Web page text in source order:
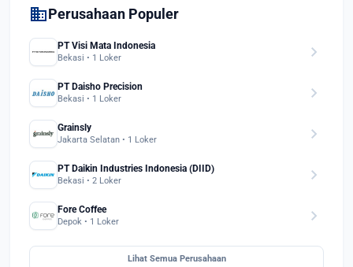
domainPerusahaan Populer
PT Visi Mata Indonesia
Bekasi • 1 Loker chevron_right
PT Daisho Precision
Bekasi • 1 Loker chevron_right
Grainsly
Jakarta Selatan • 1 Loker chevron_right
PT Daikin Industries Indonesia (DIID)
Bekasi • 2 Loker chevron_right
Fore Coffee
Depok • 1 Loker chevron_right
Lihat Semua Perusahaan